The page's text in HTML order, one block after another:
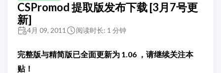
CSPromod 提取版发布下载 [3月7号更
新]
4月 09, 2011 阅读时长: 1 分钟
完整版与精简版已全面更新为 1.06 ，请继续关注本
贴！